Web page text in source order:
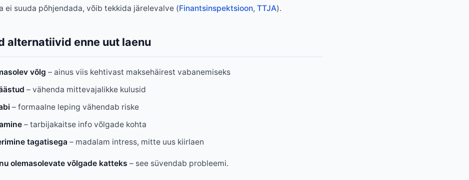
ei suuda põhjendada, võib tekkida järelevalve (Finantsinspektsioon, TTJA).
alternatiivid enne uut laenu
võlg – ainus viis kehtivast maksehäirest vabanemiseks
– vähenda mittevajalikke kulusid
– formaalne leping vähendab riske
– tarbijakaitse info võlgade kohta
tagatisega – madalam intress, mitte uus kiirlaen
olemasolevate võlgade katteks – see süvendab probleemi.